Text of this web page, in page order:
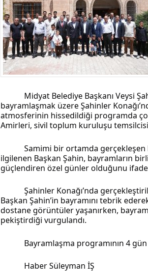
13:14- Mardin’de yangına
13:13- Başkan Genç,
13:07- Bakan Memişoğlu: 500
13:06- Bitlis'te bir kişinin
13:05- Öter: Çiftçinin
13:03- Batman
Midyat Belediye Başkanı Veysi
bayramlaşmak üzere Şahinler
atmosferinin hissedildiği programda
Amirleri, sivil toplum kuruluşu
Samimi bir ortamda
ilgilenen Başkan Şahin, bayramların
güçlendiren özel günler olduğunu
Şahinler Konağı’nda
Başkan Şahin’in bayramını tebrik
dostane görüntüler yaşanırken,
pekiştirdiği vurgulandı.
Bayramlaşma programının 4
Haber Süleyman İŞ